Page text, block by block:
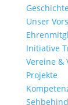
Unser
Initiative
Vereine &
Projekte